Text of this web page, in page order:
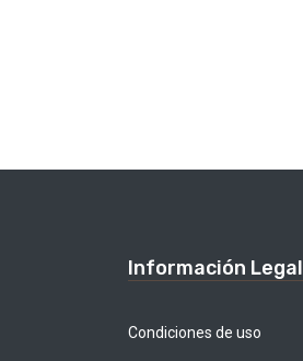
Información Legal
Condiciones de uso